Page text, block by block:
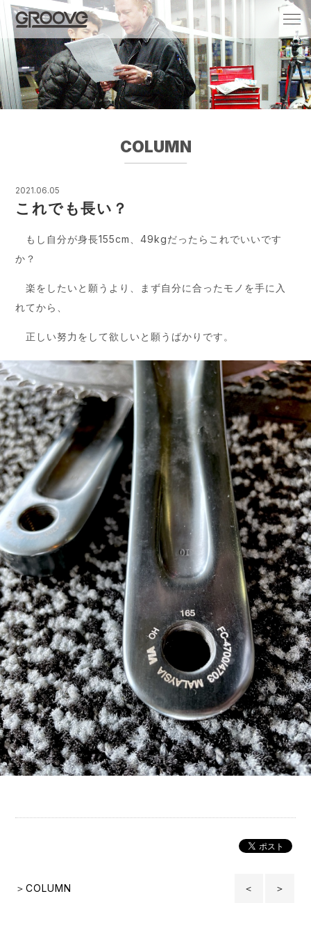
Groove 自転車 カフェ 輸入車・国産車のチ
ューニング/販売
COLUMN
2021.06.05
これでも長い？
もし自分が身長155cm、49kgだったらこれでいいです
か？
楽をしたいと願うより、まず自分に合ったモノを手に入
れてから、
正しい努力をして欲しいと願うばかりです。
＞COLUMN ＜ ＞